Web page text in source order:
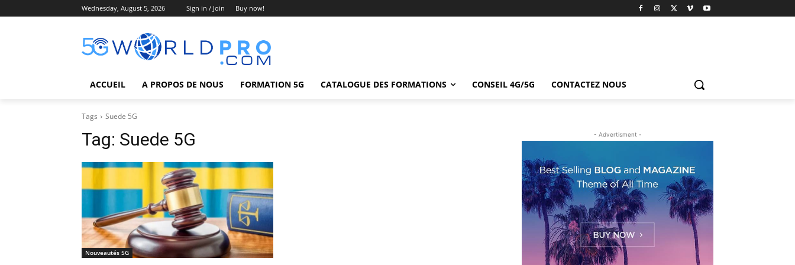
Wednesday, August 5, 2026 Sign in / Join Buy now!
ACCUEIL A PROPOS DE NOUS FORMATION 5G CATALOGUE DES FORMATIONS CONSEIL 4G/5G CONTACTEZ NOUS
Tags Suede 5G
Tag: Suede 5G
Nouveautés 5G
- Advertisment -